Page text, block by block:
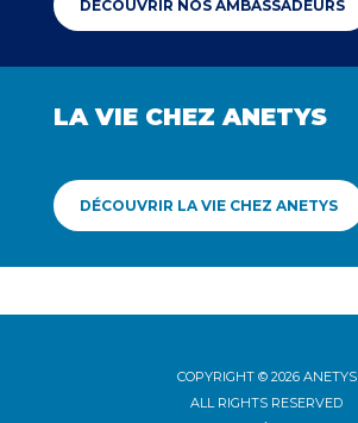
DÉCOUVRIR NOS AMBASSADEURS
LA VIE CHEZ ANETYS
DÉCOUVRIR LA VIE CHEZ ANETYS
COPYRIGHT © 2026 ANETYS
ALL RIGHTS RESERVED